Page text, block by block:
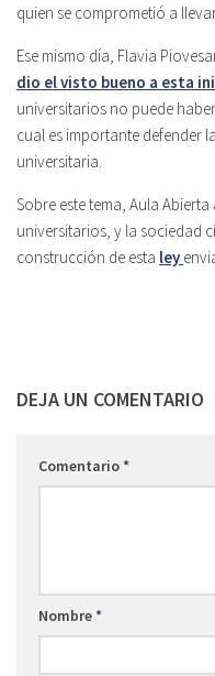
quien se comprometió a
Ese mismo día, Flavia
dio el visto bueno a esta
universitarios no puede
cual es importante defender
universitaria.
Sobre este tema, Aula
universitarios, y la sociedad
construcción de esta ley
DEJA UN COMENTARIO
Comentario*
Nombre*